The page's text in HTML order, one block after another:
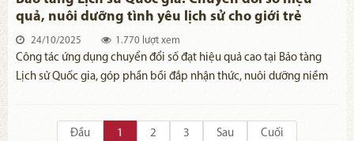
quả, nuôi dưỡng tình yêu lịch sử cho giới trẻ
24/10/2025 1.770 lượt xem
Công tác ứng dụng chuyển đổi số đạt hiệu quả cao tại Bảo tàng
Lịch sử Quốc gia, góp phần bồi đắp nhận thức, nuôi dưỡng niềm
Đầu 1 2 3 Sau Cuối